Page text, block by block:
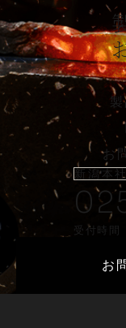
お
新潟本社
受付時
お